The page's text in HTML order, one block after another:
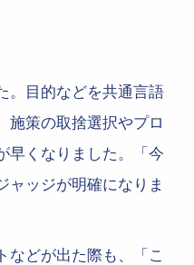
。目的などを共通言語
施策の取捨選択やプロ
早くなりました。「今
ャッジが明確になりま
などが出た際も、「こ